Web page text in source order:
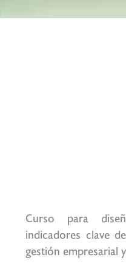
Curso para
indicadores clave
gestión empresarial